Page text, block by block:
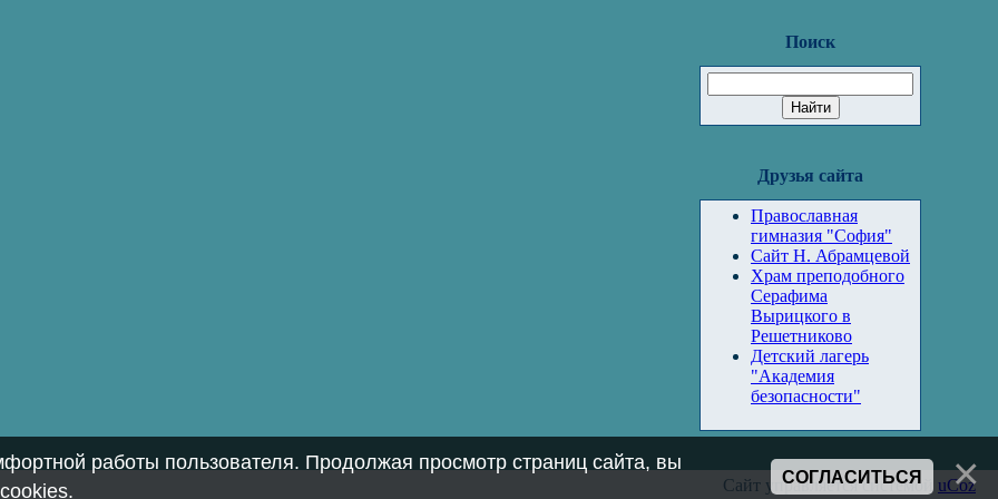
Поиск
Друзья сайта
Православная
гимназия "София"
Сайт Н. Абрамцевой
Храм преподобного
Серафима
Вырицкого в
Решетниково
Детский лагерь
"Академия
безопасности"
Сайт управляется системой uCoz
работы пользователя. Продолжая просмотр страниц сайта, вы
.
СОГЛАСИТЬСЯ